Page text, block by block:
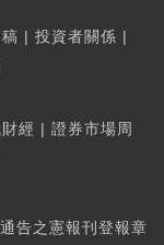
| 投資者關係 |
經 | 證券市場周
告之憲報刊登報章